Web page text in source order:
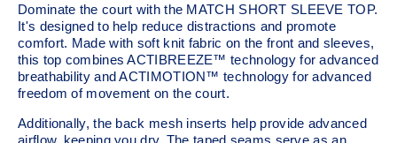
Dominate the court with the MATCH SHORT SLEEVE TOP.
It's designed to help reduce distractions and promote
comfort. Made with soft knit fabric on the front and sleeves,
this top combines ACTIBREEZE™ technology for advanced
breathability and ACTIMOTION™ technology for advanced
freedom of movement on the court.
Additionally, the back mesh inserts help provide advanced
airflow, keeping you dry. The taped seams serve as an